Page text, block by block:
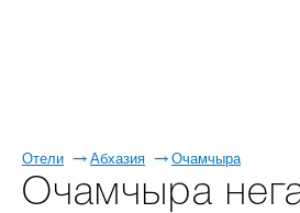
Отели Абхазия Очамчыра
Очамчыра